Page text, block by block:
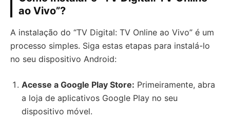
ao Vivo”?
A instalação do “TV Digital: TV Online ao Vivo” é um
processo simples. Siga estas etapas para instalá-lo
no seu dispositivo Android:
Acesse a Google Play Store: Primeiramente, abra
a loja de aplicativos Google Play no seu
dispositivo móvel.